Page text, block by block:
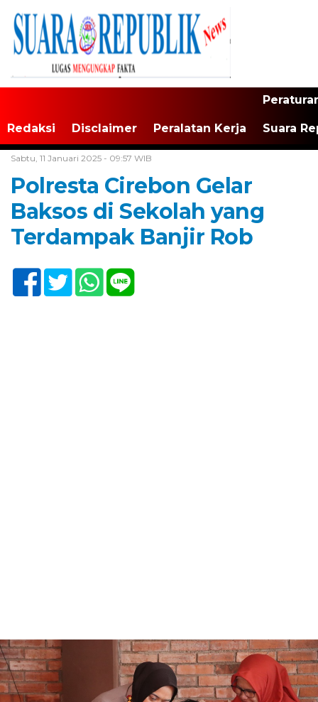
Redaksi Disclaimer Peralatan Kerja Suara
Sabtu, 11 Januari 2025 - 09:57 WIB
Polresta Cirebon Gelar
Baksos di Sekolah yang
Terdampak Banjir Rob